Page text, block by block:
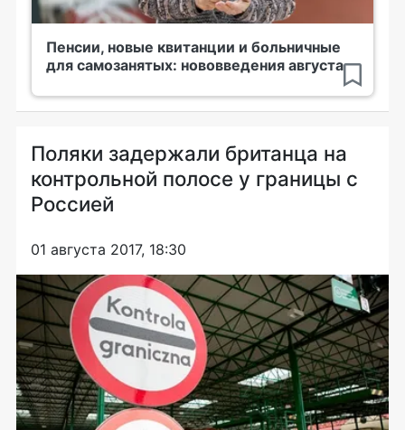
Пенсии, новые квитанции и больничные
для самозанятых: нововведения августа
Поляки задержали британца на
контрольной полосе у границы с
Россией
01 августа 2017, 18:30